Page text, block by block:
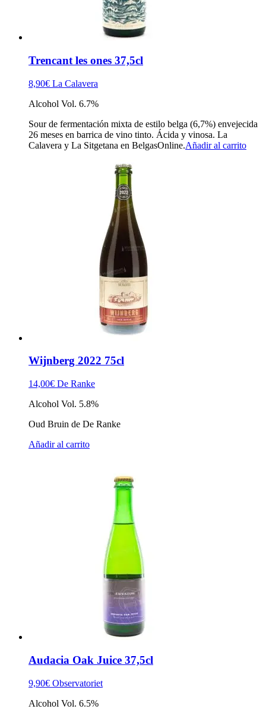
Trencant les ones 37,5cl
8,90€ La Calavera
Alcohol Vol. 6.7%
Sour de fermentación mixta de estilo belga (6,7%) envejecida
26 meses en barrica de vino tinto. Ácida y vinosa. La
Calavera y La Sitgetana en BelgasOnline.Añadir al carrito
Wijnberg 2022 75cl
14,00€ De Ranke
Alcohol Vol. 5.8%
Oud Bruin de De Ranke
Añadir al carrito
Audacia Oak Juice 37,5cl
9,90€ Observatoriet
Alcohol Vol. 6.5%